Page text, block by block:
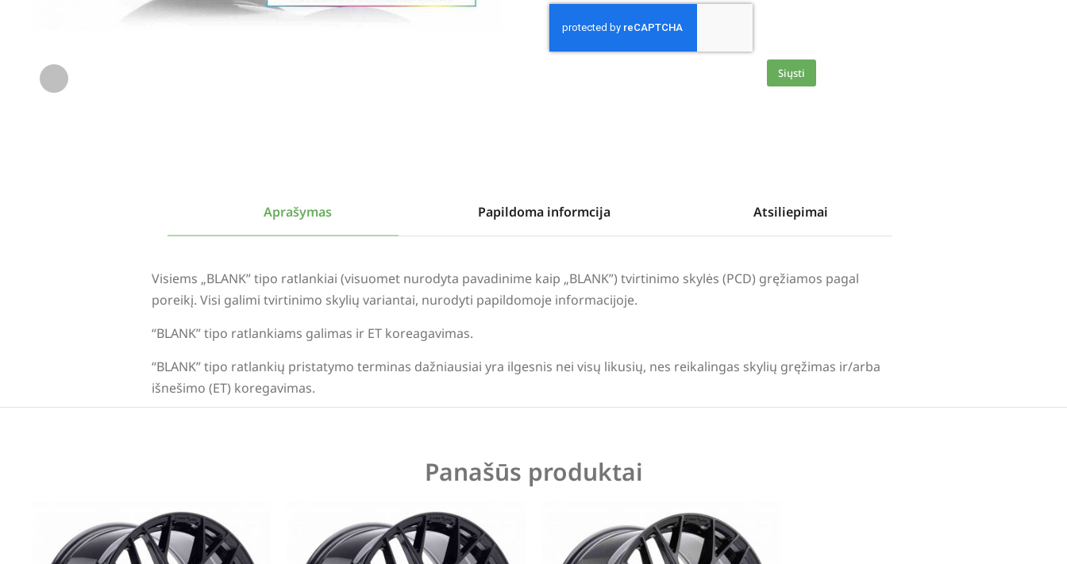
Siųsti
Aprašymas Papildoma informcija Atsiliepimai
Visiems „BLANK” tipo ratlankiai (visuomet nurodyta pavadinime kaip „BLANK”) tvirtinimo skylės (PCD) gręžiamos pagal
poreikį. Visi galimi tvirtinimo skylių variantai, nurodyti papildomoje informacijoje.
“BLANK” tipo ratlankiams galimas ir ET koreagavimas.
“BLANK” tipo ratlankių pristatymo terminas dažniausiai yra ilgesnis nei visų likusių, nes reikalingas skylių gręžimas ir/arba
išnešimo (ET) koregavimas.
Panašūs produktai